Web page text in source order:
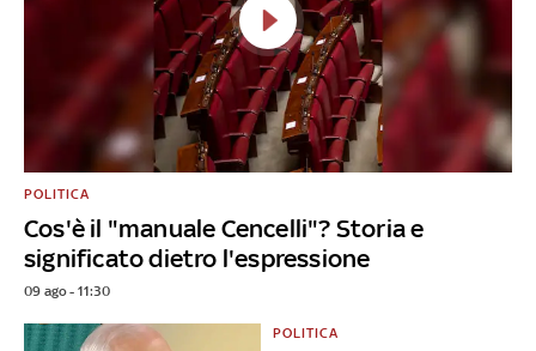
Cos'è il "manuale Cencelli"? Storia e
significato dietro l'espressione
POLITICA
09 ago - 11:30
POLITICA